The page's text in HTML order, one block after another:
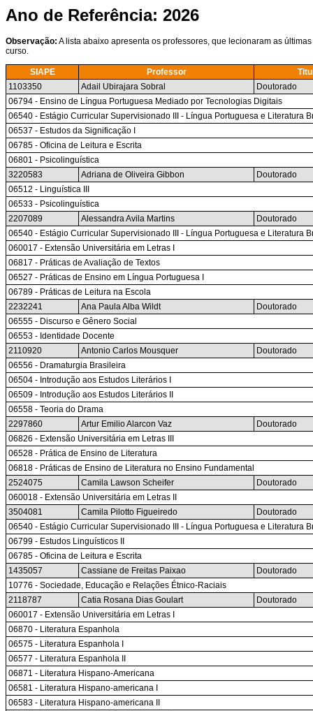
Ano de Referência: 2026
Observação: A lista abaixo apresenta os professores, que lecionaram as
curso.
SIAPE Professor
1103350
Adail Ubirajara Sobral
Doutorado
06794 - Ensino de Língua Portuguesa Mediado por Tecnologias Digitais
06540 - Estágio Curricular Supervisionado III - Língua Portuguesa e Literatura
06537 - Estudos da Significação I
06785 - Oficina de Leitura e Escrita
06801 - Psicolinguística
3220583
Adriana de Oliveira Gibbon
Doutorado
06512 - Linguística III
06533 - Psicolinguística
2207089
Alessandra Avila Martins
Doutorado
06540 - Estágio Curricular Supervisionado III - Língua Portuguesa e Literatura
060017 - Extensão Universitária em Letras I
06817 - Práticas de Avaliação de Textos
06527 - Práticas de Ensino em Língua Portuguesa I
06789 - Práticas de Leitura na Escola
2232241
Ana Paula Alba Wildt
Doutorado
06555 - Discurso e Gênero Social
06553 - Identidade Docente
2110920
Antonio Carlos Mousquer
Doutorado
06556 - Dramaturgia Brasileira
06504 - Introdução aos Estudos Literários I
06509 - Introdução aos Estudos Literários II
06558 - Teoria do Drama
2297860
Artur Emilio Alarcon Vaz
Doutorado
06826 - Extensão Universitária em Letras III
06528 - Prática de Ensino de Literatura
06818 - Práticas de Ensino de Literatura no Ensino Fundamental
2524075
Camila Lawson Scheifer
Doutorado
060018 - Extensão Universitária em Letras II
3504081
Camila Pilotto Figueiredo
Doutorado
06540 - Estágio Curricular Supervisionado III - Língua Portuguesa e Literatura
06799 - Estudos Linguísticos II
06785 - Oficina de Leitura e Escrita
1435057
Cassiane de Freitas Paixao
Doutorado
10776 - Sociedade, Educação e Relações Étnico-Raciais
2118787
Catia Rosana Dias Goulart
Doutorado
060017 - Extensão Universitária em Letras I
06870 - Literatura Espanhola
06575 - Literatura Espanhola I
06577 - Literatura Espanhola II
06871 - Literatura Hispano-Americana
06581 - Literatura Hispano-americana I
06583 - Literatura Hispano-americana II